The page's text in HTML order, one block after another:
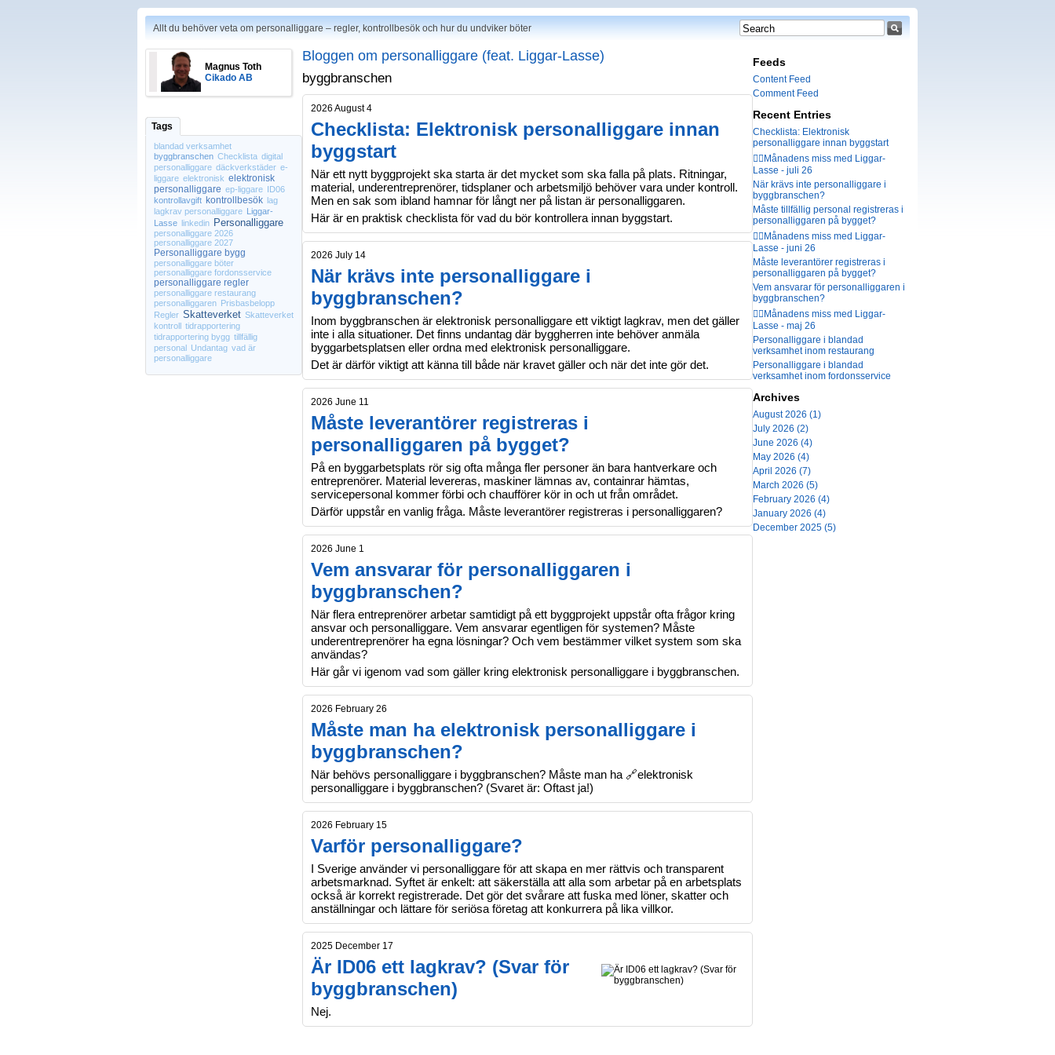
Allt du behöver veta om personalliggare – regler, kontrollbesök och hur du undviker böter
Magnus Toth
Cikado AB
Tags
blandad verksamhet
byggbranschen Checklista digital
personalliggare däckverkstäder e-
liggare elektronisk elektronisk
personalliggare ep-liggare ID06
kontrollavgift kontrollbesök lag
lagkrav personalliggare Liggar-
Lasse linkedin Personalliggare
personalliggare 2026
personalliggare 2027
Personalliggare bygg
personalliggare böter
personalliggare fordonsservice
personalliggare regler
personalliggare restaurang
personalliggaren Prisbasbelopp
Regler Skatteverket Skatteverket
kontroll tidrapportering
tidrapportering bygg tillfällig
personal Undantag vad är
personalliggare
Bloggen om personalliggare (feat. Liggar-Lasse)
byggbranschen
2026 August 4
Checklista: Elektronisk personalliggare innan
byggstart
När ett nytt byggprojekt ska starta är det mycket som ska falla på plats. Ritningar,
material, underentreprenörer, tidsplaner och arbetsmiljö behöver vara under kontroll.
Men en sak som ibland hamnar för långt ner på listan är personalliggaren.
Här är en praktisk checklista för vad du bör kontrollera innan byggstart.
2026 July 14
När krävs inte personalliggare i
byggbranschen?
Inom byggbranschen är elektronisk personalliggare ett viktigt lagkrav, men det gäller
inte i alla situationer. Det finns undantag där byggherren inte behöver anmäla
byggarbetsplatsen eller ordna med elektronisk personalliggare.
Det är därför viktigt att känna till både när kravet gäller och när det inte gör det.
2026 June 11
Måste leverantörer registreras i
personalliggaren på bygget?
På en byggarbetsplats rör sig ofta många fler personer än bara hantverkare och
entreprenörer. Material levereras, maskiner lämnas av, containrar hämtas,
servicepersonal kommer förbi och chaufförer kör in och ut från området.
Därför uppstår en vanlig fråga. Måste leverantörer registreras i personalliggaren?
2026 June 1
Vem ansvarar för personalliggaren i
byggbranschen?
När flera entreprenörer arbetar samtidigt på ett byggprojekt uppstår ofta frågor kring
ansvar och personalliggare. Vem ansvarar egentligen för systemen? Måste
underentreprenörer ha egna lösningar? Och vem bestämmer vilket system som ska
användas?
Här går vi igenom vad som gäller kring elektronisk personalliggare i byggbranschen.
2026 February 26
Måste man ha elektronisk personalliggare i
byggbranschen?
När behövs personalliggare i byggbranschen? Måste man ha 🔗elektronisk
personalliggare i byggbranschen? (Svaret är: Oftast ja!)
2026 February 15
Varför personalliggare?
I Sverige använder vi personalliggare för att skapa en mer rättvis och transparent
arbetsmarknad. Syftet är enkelt: att säkerställa att alla som arbetar på en arbetsplats
också är korrekt registrerade. Det gör det svårare att fuska med löner, skatter och
anställningar och lättare för seriösa företag att konkurrera på lika villkor.
2025 December 17
Är ID06 ett lagkrav? (Svar för
byggbranschen)
Nej.
Feeds
Content Feed
Comment Feed
Recent Entries
Checklista: Elektronisk
personalliggare innan byggstart
🤦‍♂️Månadens miss med Liggar-
Lasse - juli 26
När krävs inte personalliggare i
byggbranschen?
Måste tillfällig personal registreras i
personalliggaren på bygget?
🤦‍♂️Månadens miss med Liggar-
Lasse - juni 26
Måste leverantörer registreras i
personalliggaren på bygget?
Vem ansvarar för personalliggaren i
byggbranschen?
🤦‍♂️Månadens miss med Liggar-
Lasse - maj 26
Personalliggare i blandad
verksamhet inom restaurang
Personalliggare i blandad
verksamhet inom fordonsservice
Archives
August 2026 (1)
July 2026 (2)
June 2026 (4)
May 2026 (4)
April 2026 (7)
March 2026 (5)
February 2026 (4)
January 2026 (4)
December 2025 (5)